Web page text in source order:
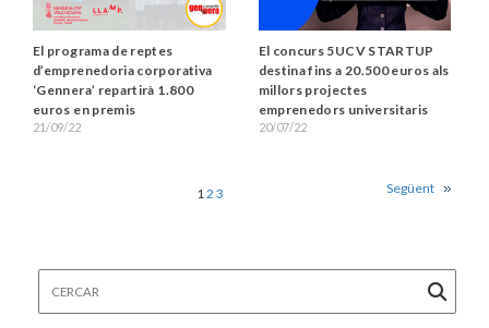
El programa de reptes
d’emprenedoria corporativa
‘Gennera’ repartirà 1.800
euros en premis
21/09/22
El concurs 5UCV STARTUP
destina fins a 20.500 euros als
millors projectes
emprenedors universitaris
20/07/22
1 2 3 Següent